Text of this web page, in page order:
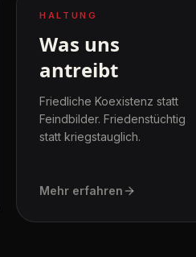
HALTUNG
Was uns
antreibt
Friedliche Koexistenz statt
Feindbilder. Friedenstüchtig
statt kriegstauglich.
Mehr erfahren